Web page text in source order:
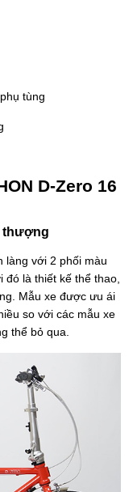
tùng
D-Zero 16
thượng
làng với 2 phối màu
là thiết kế thể thao,
Mẫu xe được ưu ái
so với các mẫu xe
thể bỏ qua.